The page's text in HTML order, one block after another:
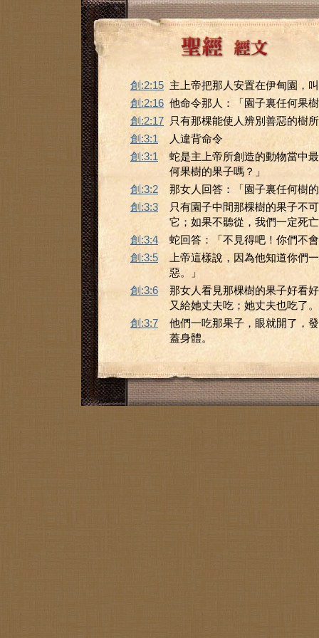
創:2:15 主上帝把那人安置在伊甸園，
創:2:16 他命令那人：「園子裏任何果
創:2:17 只有那棵能使人辨別善惡的樹
創:3:1
人違背命令
創:3:1
蛇是主上帝所創造的動物當中
何果樹的果子嗎？」
創:3:2
那女人回答：「園子裏任何樹
創:3:3
只有園子中間那棵樹的果子不
它；如果不聽從，我們一定死
創:3:4
蛇回答：「不見得吧！你們不
創:3:5
上帝這樣說，因為他知道你們
惡。」
創:3:6
那女人看見那棵樹的果子好看
又給她丈夫吃；她丈夫也吃了。
創:3:7
他們一吃那果子，眼就開了，
蓋身體。